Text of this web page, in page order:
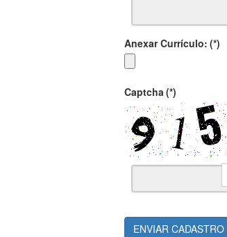
Anexar Currículo: (*)
Captcha(*)
ENVIAR CADASTRO